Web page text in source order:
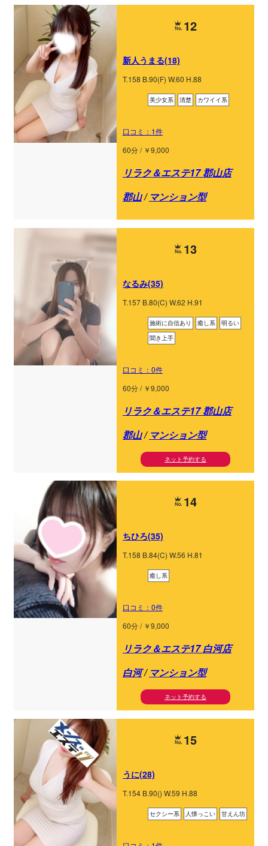
12
新人うまる(18)
T.158 B.90(F) W.60 H.88
美少女系 清楚 カワイイ系
口コミ：1件
60分 / ￥9,000
リラク＆エステ17 郡山店
郡山/ マンション型
13
なるみ(35)
T.157 B.80(C) W.62 H.91
施術に自信あり 癒し系
明るい
聞き上手
口コミ：0件
60分 / ￥9,000
リラク＆エステ17 郡山店
郡山/ マンション型
ネット予約する
14
ちひろ(35)
T.158 B.84(C) W.56 H.81
癒し系
口コミ：0件
60分 / ￥9,000
リラク＆エステ17 白河店
白河/ マンション型
ネット予約する
15
うに(28)
T.154 B.90() W.59 H.88
セクシー系 人懐っこい 甘えん坊